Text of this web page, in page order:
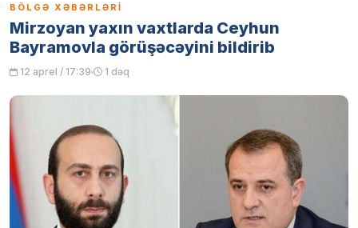
BÖLGƏ XƏBƏRLƏRI
Mirzoyan yaxın vaxtlarda Ceyhun
Bayramovla görüşəcəyini bildirib
12 aprel / 17:39 1 dəq